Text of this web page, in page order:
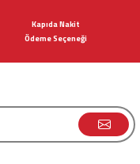
Kapıda Nakit
Ödeme Seçeneği